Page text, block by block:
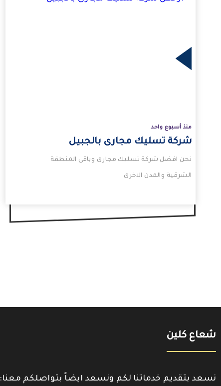
منذ أسبوع واحد
شركة تسليك مجارى بالجبيل
نحن افضل شركة تسليك مجارى وباقى المنطقة
الشرقية والمدن الاخرى
شعاع كلين
نسعد بتقديم خدماتنا لكم ونسعد ايضاً بتواصلكم معنا: